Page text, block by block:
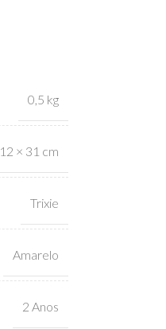
0,5 kg
× 31 cm
Trixie
Amarelo
2 Anos